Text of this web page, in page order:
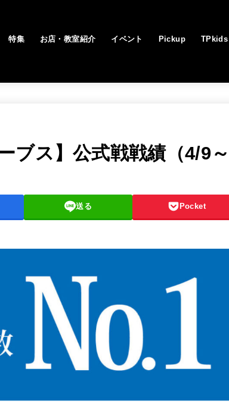
特集 お店・教室紹介 イベント Pickup TPkids
ブス】公式戦戦績（4/9～
送る Pocket